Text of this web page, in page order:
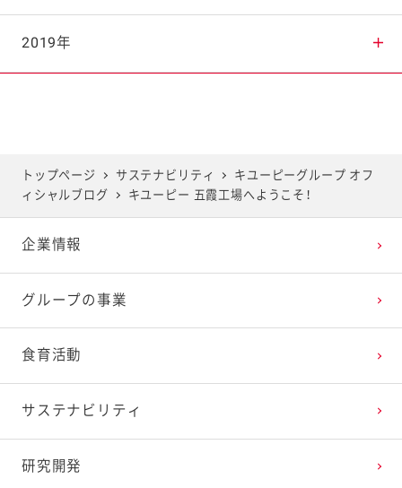
2025年7月
2025年4月
2025年3月
2025年2月
2025年1月
2024年8月
2024年5月
2024年4月
2024年3月
2024年2月
2023年9月
2023年6月
2023年5月
2023年4月
2023年3月
2022年10月
2022年7月
2022年6月
2022年5月
2022年4月
2021年11月
2021年8月
2021年7月
2021年6月
2021年5月
2020年12月
2020年9月
2020年8月
2020年7月
2020年6月
2019年
2019年10月
2019年9月
2019年8月
2019年7月
トップページ サステナビリティ
キユーピーグループ オフ
ィシャルブログ
キユーピー 五霞工場へようこそ！
企業情報
グループの事業
食育活動
サステナビリティ
研究開発